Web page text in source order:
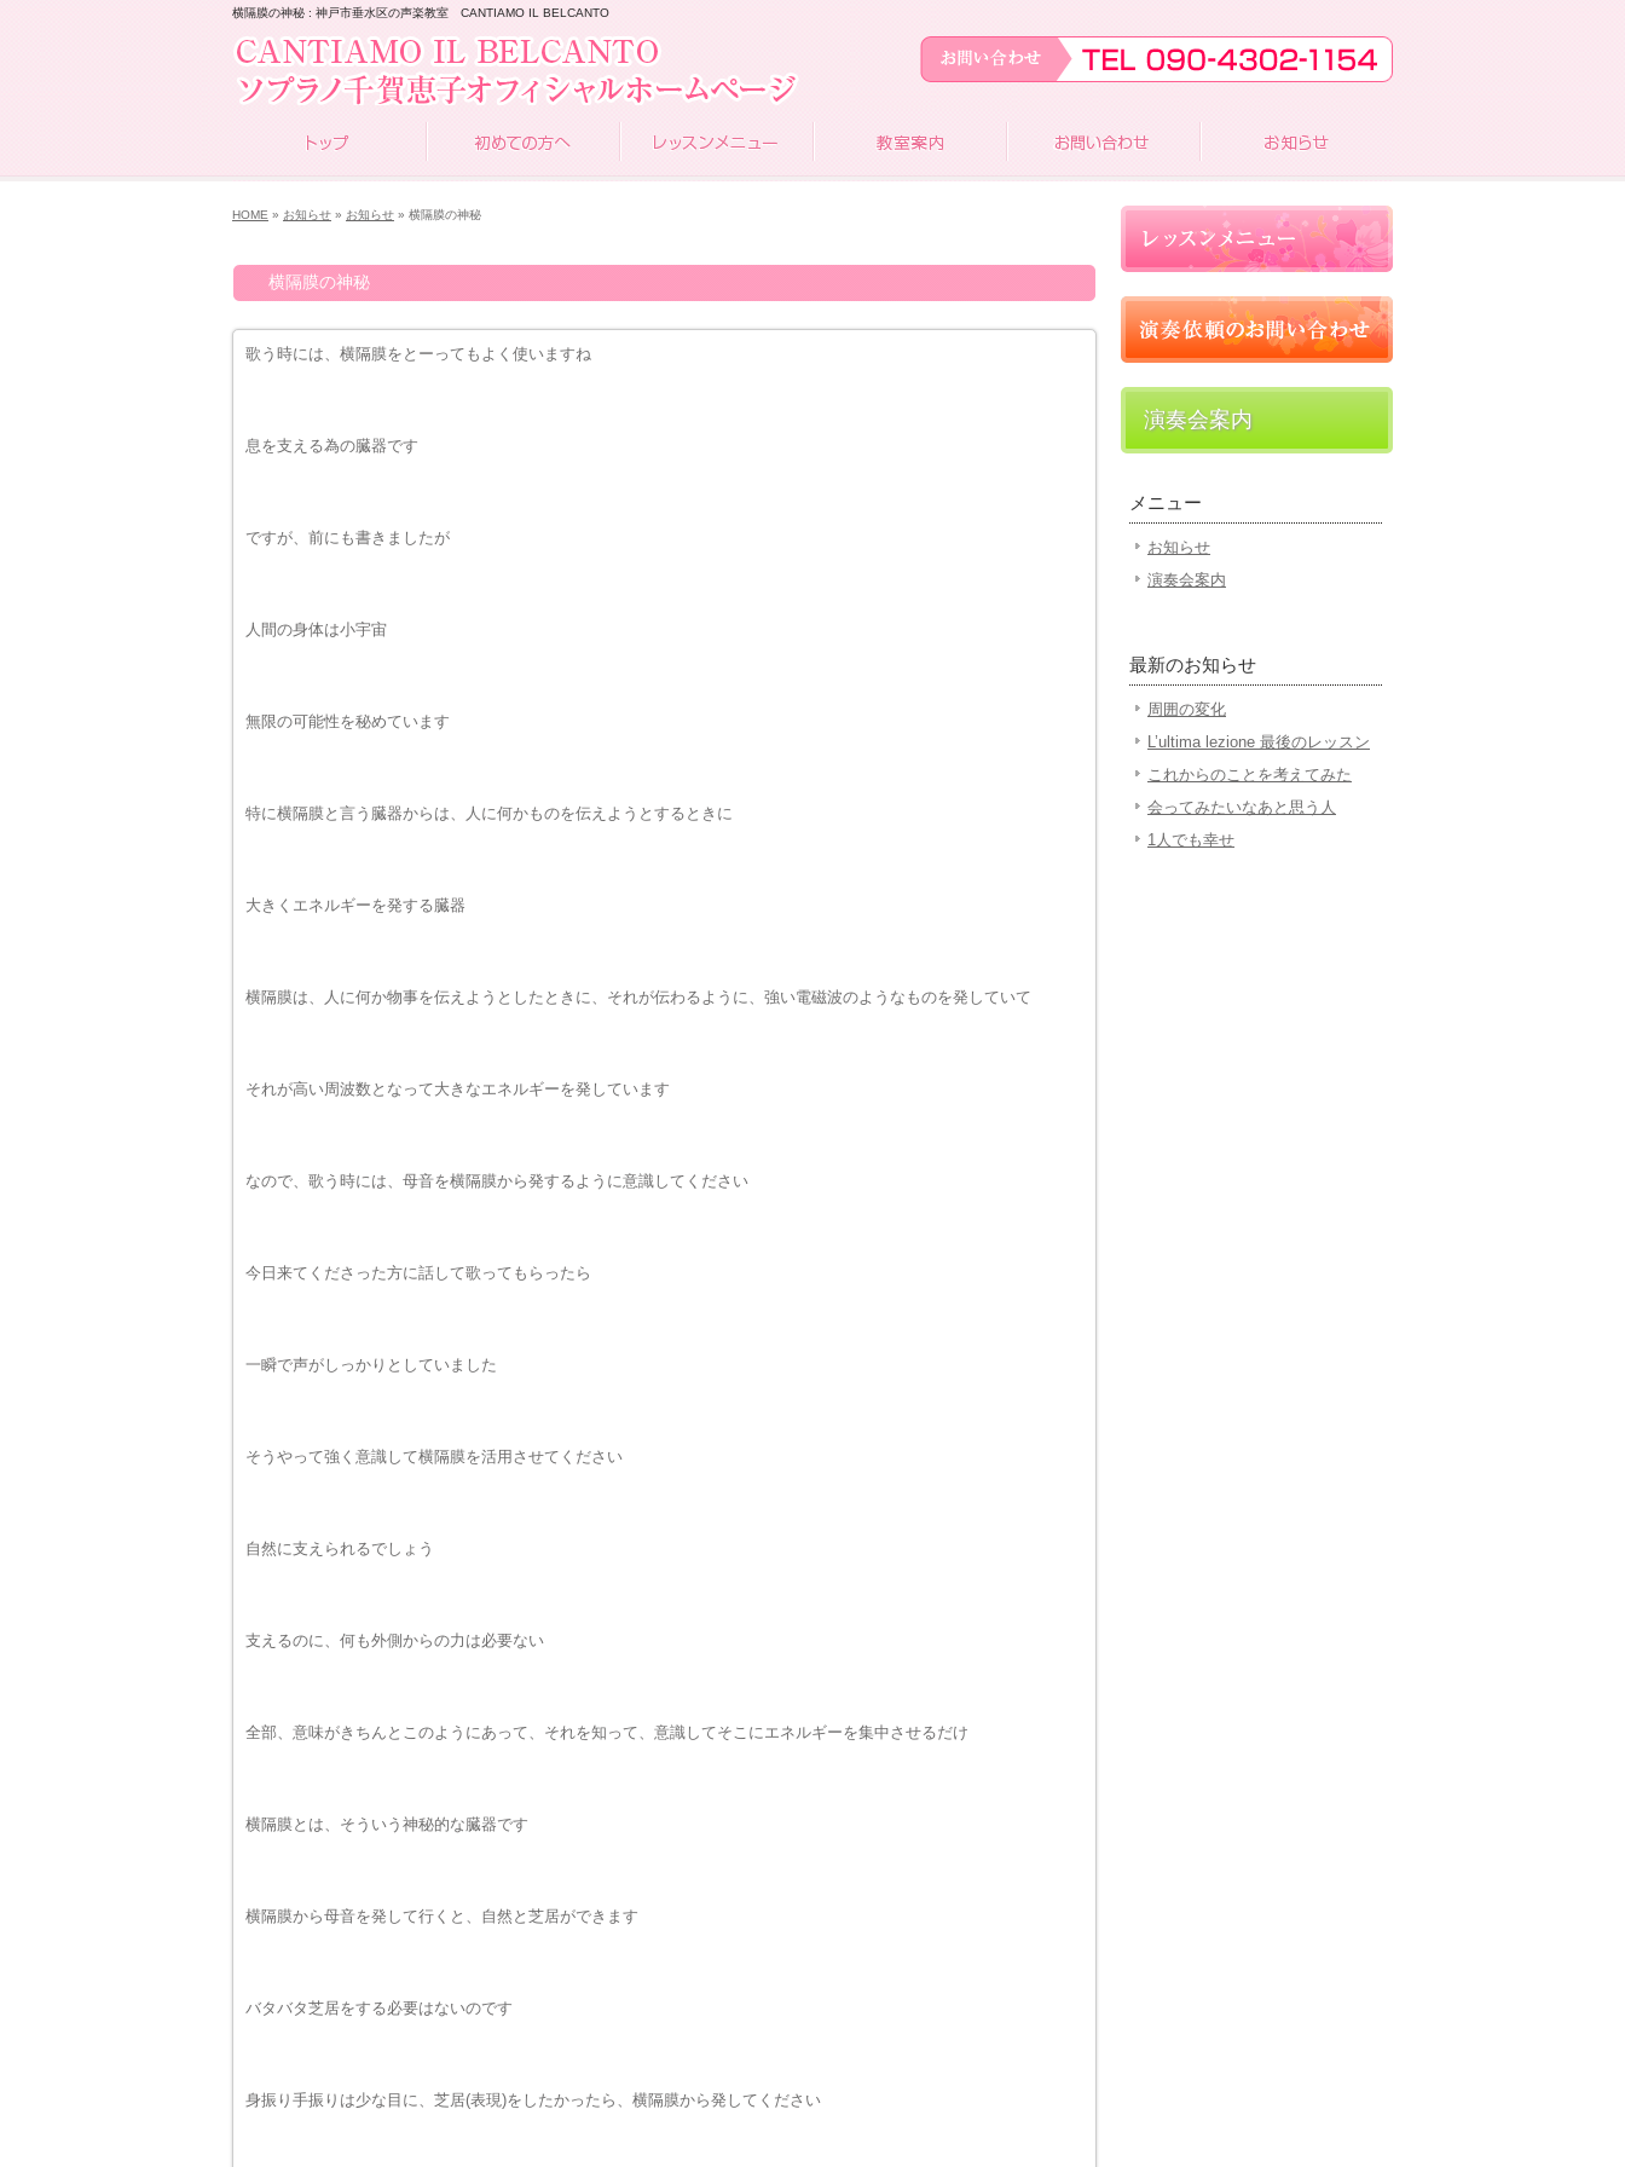
横隔膜の神秘 : 神戸市垂水区の声楽教室 CANTIAMO IL BELCANTO
HOME » お知らせ » お知らせ » 横隔膜の神秘
横隔膜の神秘
歌う時には、横隔膜をとーってもよく使いますね
息を支える為の臓器です
ですが、前にも書きましたが
人間の身体は小宇宙
無限の可能性を秘めています
特に横隔膜と言う臓器からは、人に何かものを伝えようとするときに
大きくエネルギーを発する臓器
横隔膜は、人に何か物事を伝えようとしたときに、それが伝わるように、強い電磁波のようなものを発していて
それが高い周波数となって大きなエネルギーを発しています
なので、歌う時には、母音を横隔膜から発するように意識してください
今日来てくださった方に話して歌ってもらったら
一瞬で声がしっかりとしていました
そうやって強く意識して横隔膜を活用させてください
自然に支えられるでしょう
支えるのに、何も外側からの力は必要ない
全部、意味がきちんとこのようにあって、それを知って、意識してそこにエネルギーを集中させるだけ
横隔膜とは、そういう神秘的な臓器です
横隔膜から母音を発して行くと、自然と芝居ができます
バタバタ芝居をする必要はないのです
身振り手振りは少な目に、芝居(表現)をしたかったら、横隔膜から発してください
演奏会案内
メニュー
お知らせ
演奏会案内
最新のお知らせ
周囲の変化
L’ultima lezione 最後のレッスン
これからのことを考えてみた
会ってみたいなあと思う人
1人でも幸せ